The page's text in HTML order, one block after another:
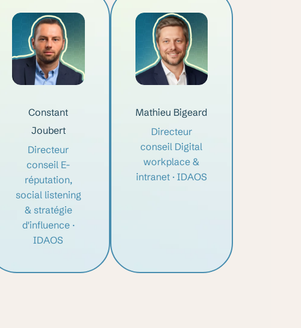
Constant
Joubert
Directeur
conseil E-
réputation,
social listening
& stratégie
d'influence ·
IDAOS
Mathieu Bigeard
Directeur
conseil Digital
workplace &
intranet · IDAOS